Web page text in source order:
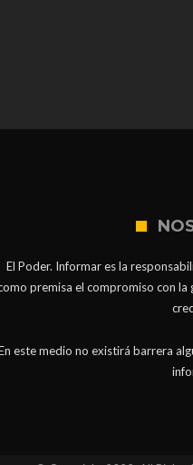
El Poder. Informar es la
premisa el compromiso con la
este medio no existirá barrera